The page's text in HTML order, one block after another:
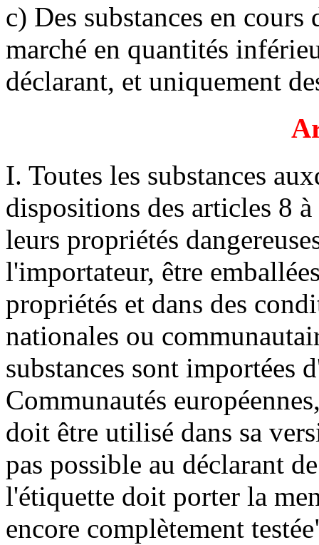
c) Des substances en
marché en quantités
déclarant, et uniquement
I. Toutes les substances
dispositions des articles 8
leurs propriétés
l'importateur, être
propriétés et dans des
nationales ou
substances sont importées
Communautés
doit être utilisé dans sa
pas possible au déclarant
l'étiquette doit porter la
encore complètement